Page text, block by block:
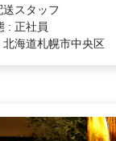
スタッフ
: 正社員
北海道札幌市中央区